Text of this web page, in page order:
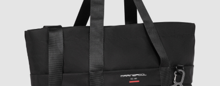
springen
springen